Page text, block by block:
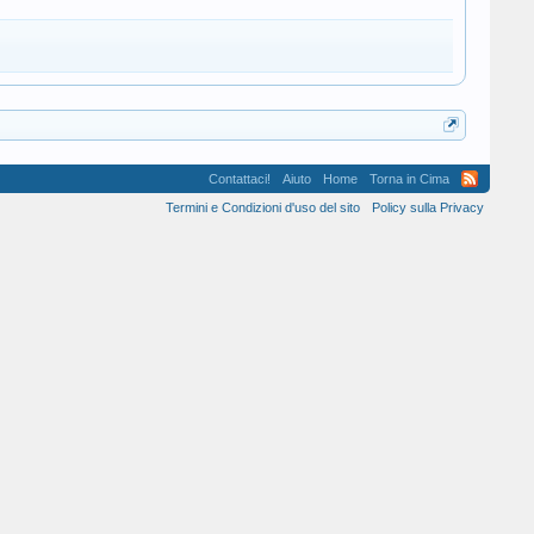
Contattaci! Aiuto Home
Torna in Cima
Termini e Condizioni d'uso del sito
Policy sulla Privacy